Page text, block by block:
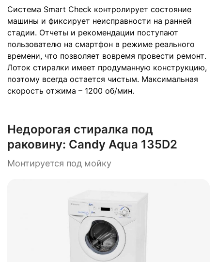
Система Smart Check контролирует состояние
машины и фиксирует неисправности на ранней
стадии. Отчеты и рекомендации поступают
пользователю на смартфон в режиме реального
времени, что позволяет вовремя провести ремонт.
Лоток стиралки имеет продуманную конструкцию,
поэтому всегда остается чистым. Максимальная
скорость отжима – 1200 об/мин.
Недорогая стиралка под
раковину: Candy Aqua 135D2
Монтируется под мойку